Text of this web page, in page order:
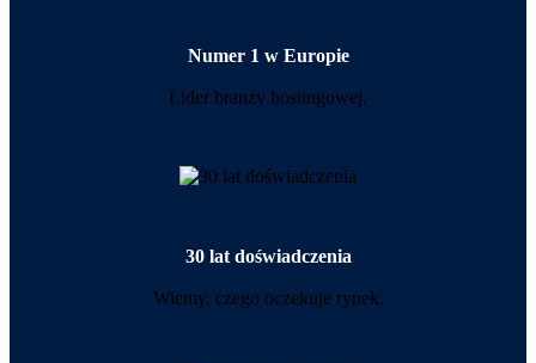
Numer 1 w Europie
Lider branży hostingowej.
30 lat doświadczenia
Wiemy, czego oczekuje rynek.